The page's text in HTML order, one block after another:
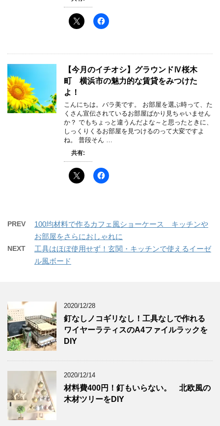
【今月のイチオシ】グラウンドⅣ桜木
町 横浜市の魅力的な賃貸をみつけた
よ！
こんにちは。バラ美です。 お部屋を選ぶ時って、た
くさん宣伝されているお部屋ばかり見ちゃいません
か？ でもちょっと違うんだよな～と思ったときに、
しっくりくるお部屋を見つけるのって大変ですよ
ね。 普段そん …
共有:
PREV
100均材料で作るカフェ風ショーケース キッチンや
お部屋をさらにおしゃれに
NEXT
工具はほぼ使用せず！玄関・キッチンで使えるイーゼ
ル風ボード
2020/12/28
釘なしノコギリなし！工具なしで作れる
ワイヤーラティスのA4ファイルラックを
DIY
2020/12/14
材料費400円！釘もいらない。 北欧風の
木材ツリーをDIY